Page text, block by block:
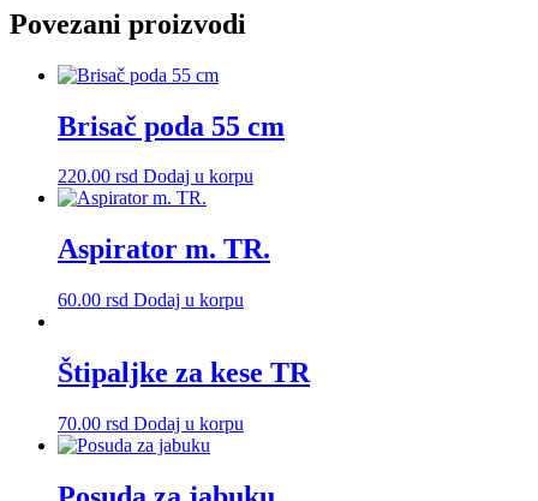
Povezani proizvodi
Brisač poda 55 cm
220.00 rsd Dodaj u korpu
Aspirator m. TR.
60.00 rsd Dodaj u korpu
Štipaljke za kese TR
70.00 rsd Dodaj u korpu